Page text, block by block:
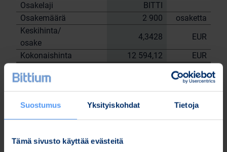
Suostumus Yksityiskohdat Tietoja
Tämä sivusto käyttää evästeitä
Osakelaji
BITTI
Osakemäärä
2 900
osaketta
Keskihinta/
osake
4,3428
EUR
Kokonaishinta
12 594,12
EUR
26.6.2023
tehtyjen kauppojen jälkeen: 53 272 kpl.
Bittium Oyj:n puolesta
Nordea Pankki Oyj
Janne Sarvikivi